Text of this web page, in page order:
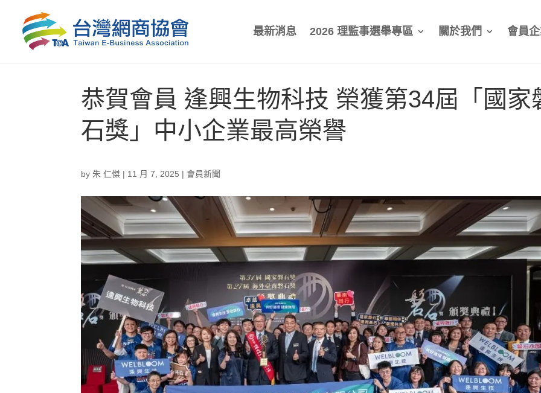
最新消息 2026 理監事選舉專區 關於我們 會員
恭賀會員 逢興生物科技 榮獲第34屆「國家
石獎」中小企業最高榮譽
by朱 仁傑 | 11 月 7, 2025 | 會員新聞